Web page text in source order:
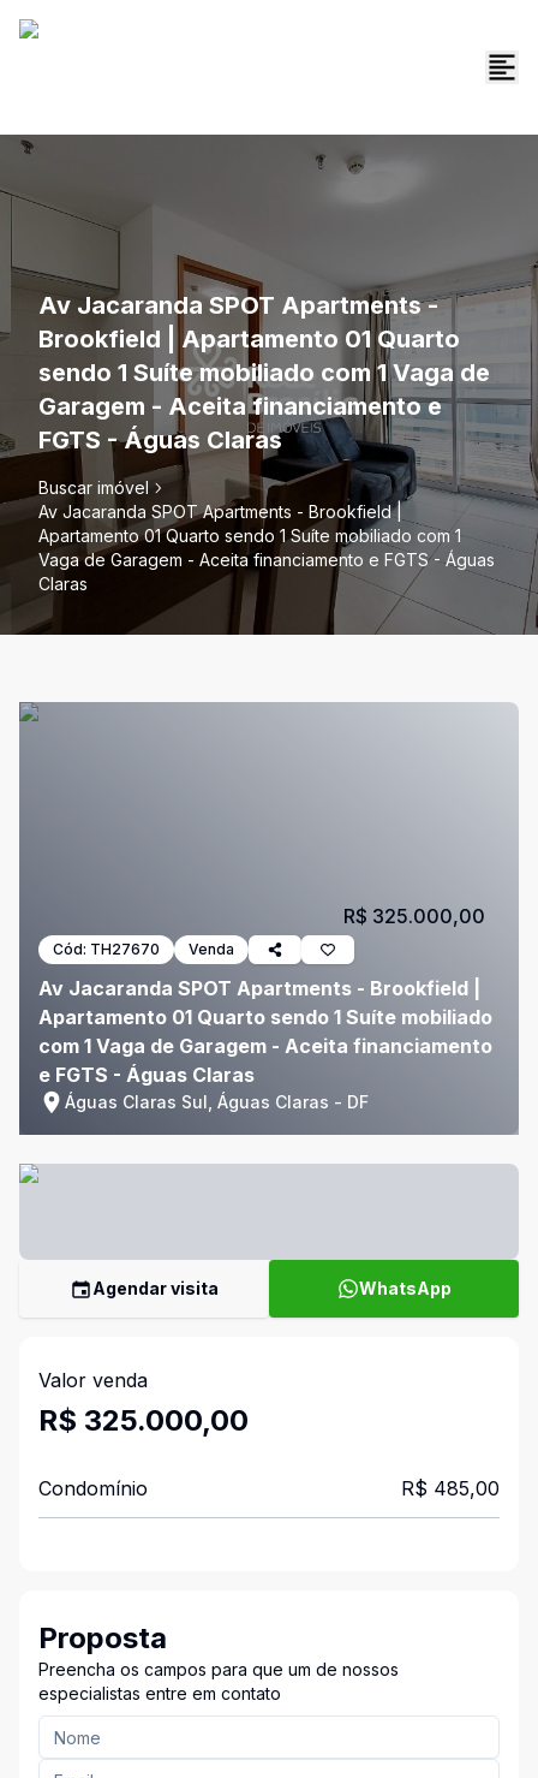
Av Jacaranda SPOT Apartments -
Brookfield | Apartamento 01 Quarto
sendo 1 Suíte mobiliado com 1 Vaga de
Garagem - Aceita financiamento e
FGTS - Águas Claras
Buscar imóvel
Av Jacaranda SPOT Apartments - Brookfield |
Apartamento 01 Quarto sendo 1 Suíte mobiliado com 1
Vaga de Garagem - Aceita financiamento e FGTS - Águas
Claras
Cód: TH27670 Venda
Av Jacaranda SPOT Apartments - Brookfield |
Apartamento 01 Quarto sendo 1 Suíte mobiliado
com 1 Vaga de Garagem - Aceita financiamento
e FGTS - Águas Claras
Águas Claras Sul, Águas Claras - DF
R$ 325.000,00
Agendar visita WhatsApp
Valor venda
R$ 325.000,00
Condomínio R$ 485,00
Proposta
Preencha os campos para que um de nossos
especialistas entre em contato